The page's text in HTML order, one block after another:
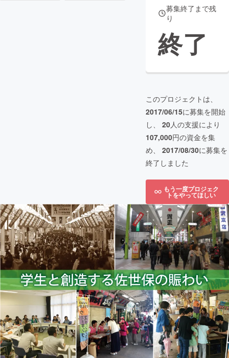
募集終了まで残
り
終了
このプロジェクトは、
2017/06/15に募集を開始
し、 20人の支援により
107,000円の資金を集
め、 2017/08/30に募集を
終了しました
もう一度プロジェク
トをやってほしい